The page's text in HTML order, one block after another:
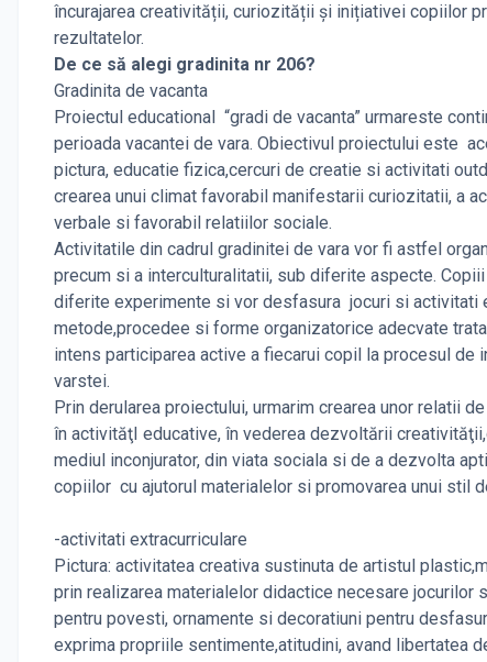
încurajarea creativității, curiozității și inițiativei copiilor
rezultatelor.
De ce să alegi gradinita nr 206?
Gradinita de vacanta
Proiectul educational “gradi de vacanta” urmareste
perioada vacantei de vara. Obiectivul proiectului este
pictura, educatie fizica,cercuri de creatie si activitati
crearea unui climat favorabil manifestarii curiozitatii, a
verbale si favorabil relatiilor sociale.
Activitatile din cadrul gradinitei de vara vor fi astfel
precum si a interculturalitatii, sub diferite aspecte.
diferite experimente si vor desfasura jocuri si activitati
metode,procedee si forme organizatorice adecvate
intens participarea active a fiecarui copil la procesul
varstei.
Prin derularea proiectului, urmarim crearea unor relatii
în activităţI educative, în vederea dezvoltării
mediul inconjurator, din viata sociala si de a dezvolta
copiilor cu ajutorul materialelor si promovarea unui stil
-activitati extracurriculare
Pictura: activitatea creativa sustinuta de artistul
prin realizarea materialelor didactice necesare jocurilor
pentru povesti, ornamente si decoratiuni pentru
exprima propriile sentimente,atitudini, avand libertatea